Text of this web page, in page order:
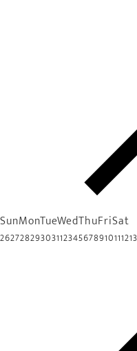
SunMonTueWedThuFriSat
26272829303112345678910111213